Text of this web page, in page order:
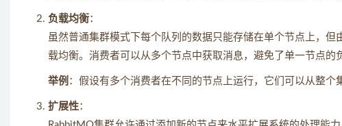
负载均衡：
虽然普通集群模式下每个队列的数据只能存储在单个节点上，
载均衡。消费者可以从多个节点中获取消息，避免了单一节点的
举例 ：假设有多个消费者在不同的节点上运行，它们可以从整个
扩展性：